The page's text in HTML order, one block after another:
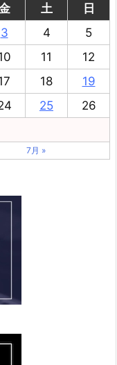
土
日
3 4
5
11
12
18
19
25
26
7月 »